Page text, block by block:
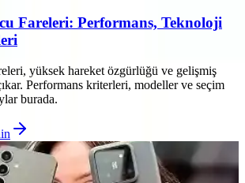
Fareleri: Performans, Teknoloji
yüksek hareket özgürlüğü ve gelişmiş
Performans kriterleri, modeller ve seçim
burada.